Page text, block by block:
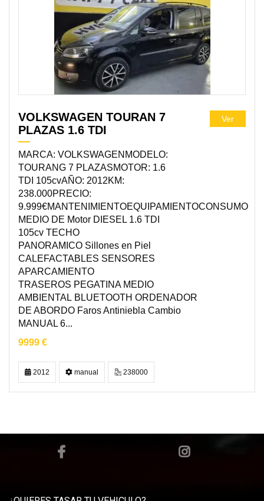
VOLKSWAGEN TOURAN 7
PLAZAS 1.6 TDI
MARCA: VOLKSWAGENMODELO:
TOURANG 7 PLAZASMOTOR: 1.6
TDI 105cvAÑO: 2012KM:
238.000PRECIO:
9.999€MANTENIMIENTOEQUIPAMIENTOCONSUMO
MEDIO DE Motor DIESEL 1.6 TDI
105cv TECHO
PANORAMICO Sillones en Piel
CALEFACTABLES SENSORES
APARCAMIENTO
TRASEROS PEGATINA MEDIO
AMBIENTAL BLUETOOTH ORDENADOR
DE ABORDO Faros Antiniebla Cambio
MANUAL 6...
9999 €
Ver
2012 manual 238000